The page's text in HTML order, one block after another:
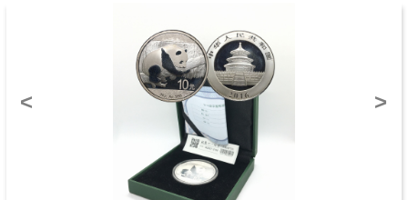
< >